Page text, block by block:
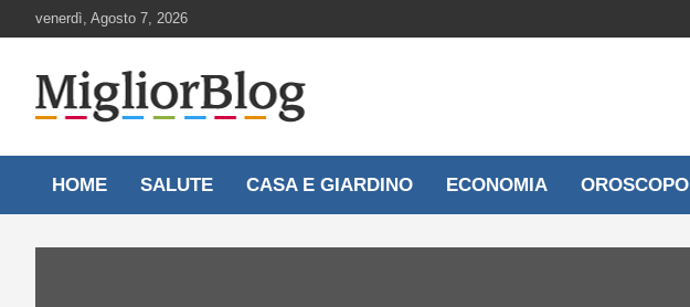
to
venerdì, Agosto 7, 2026
MigliorBlog.it
HOME SALUTE CASA E GIARDINO ECONOMIA OROSCOPO